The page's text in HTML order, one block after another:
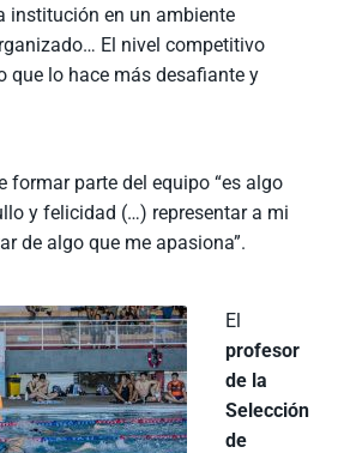
institución en un ambiente
El nivel competitivo
que lo hace más desafiante y
formar parte del equipo “es algo
y felicidad (…) representar a mi
de algo que me apasiona”.
El
profesor
de la
Selección
de